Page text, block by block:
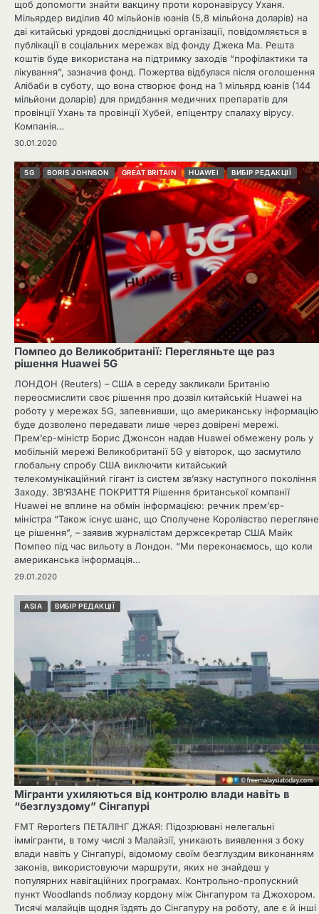
щоб допомогти знайти вакцину проти коронавірусу Уханя.
Мільярдер виділив 40 мільйонів юанів (5,8 мільйона доларів) на
дві китайські урядові дослідницькі організації, повідомляється в
публікації в соціальних мережах від фонду Джека Ма. Решта
коштів буде використана на підтримку заходів “профілактики та
лікування”, зазначив фонд. Пожертва відбулася після оголошення
Алібаби в суботу, що вона створює фонд на 1 мільярд юанів (144
мільйони доларів) для придбання медичних препаратів для
провінції Ухань та провінції Хубей, епіцентру спалаху вірусу.
Компанія…
30.01.2020
5G BORIS JOHNSON GREAT BRITAIN HUAWEI ВИБІР РЕДАКЦІЇ
Помпео до Великобританії: Перегляньте ще раз
рішення Huawei 5G
ЛОНДОН (Reuters) – США в середу закликали Британію
переосмислити своє рішення про дозвіл китайській Huawei на
роботу у мережах 5G, запевнивши, що американську інформацію
буде дозволено передавати лише через довірені мережі.
Прем’єр-міністр Борис Джонсон надав Huawei обмежену роль у
мобільній мережі Великобританії 5G у вівторок, що засмутило
глобальну спробу США виключити китайський
телекомунікаційний гігант із систем зв’язку наступного покоління
Заходу. ЗВ’ЯЗАНЕ ПОКРИТТЯ Рішення британської компанії
Huawei не вплине на обмін інформацією: речник прем’єр-
міністра “Також існує шанс, що Сполучене Королівство перегляне
це рішення”, – заявив журналістам держсекретар США Майк
Помпео під час вильоту в Лондон. “Ми переконаємось, що коли
американська інформація…
29.01.2020
ASIA ВИБІР РЕДАКЦІЇ
Мігранти ухиляються від контролю влади навіть в
“безглуздому” Сінгапурі
FMT Reporters ПЕТАЛІНГ ДЖАЯ: Підозрювані нелегальні
іммігранти, в тому числі з Малайзії, уникають виявлення з боку
влади навіть у Сінгапурі, відомому своїм безглуздим виконанням
законів, використовуючи маршрути, яких не знайдеш у
популярних навігаційних програмах. Контрольно-пропускний
пункт Woodlands поблизу кордону між Сінгапуром та Джохором.
Тисячі малайців щодня їздять до Сінгапуру на роботу, але є й інші